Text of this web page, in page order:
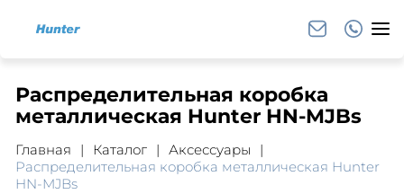
Распределительная коробка
металлическая Hunter HN-MJBs
Главная Каталог
Аксессуары
Распределительная коробка металлическая Hunter
HN-MJBs